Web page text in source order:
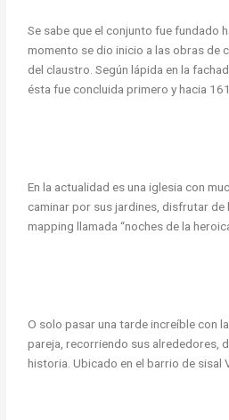
Se sabe que el conjunto fue fundado
momento se dio inicio a las obras de
del claustro. Según lápida en la
ésta fue concluida primero y hacia
En la actualidad es una iglesia con
caminar por sus jardines, disfrutar de
mapping llamada “noches de la
O solo pasar una tarde increíble con
pareja, recorriendo sus alrededores,
historia. Ubicado en el barrio de sisal